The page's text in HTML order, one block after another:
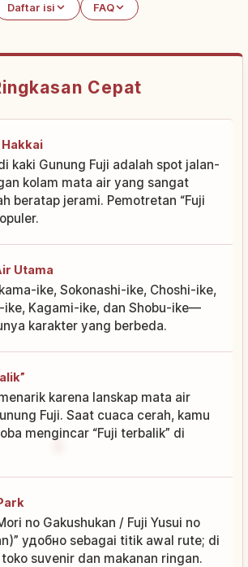
Daftar isi FAQ
Cepat
kaki Gunung Fuji adalah spot jalan-
kolam mata air yang sangat
beratap jerami. Pemotretan “Fuji
Utama
ike, Sokonashi-ike, Choshi-ike,
ike, Kagami-ike, dan Shobu-ike—
karakter yang berbeda.
karena lanskap mata air
Fuji. Saat cuaca cerah, kamu
mengincar “Fuji terbalik” di
no Gakushukan / Fuji Yusui no
удобно sebagai titik awal rute; di
suvenir dan makanan ringan.